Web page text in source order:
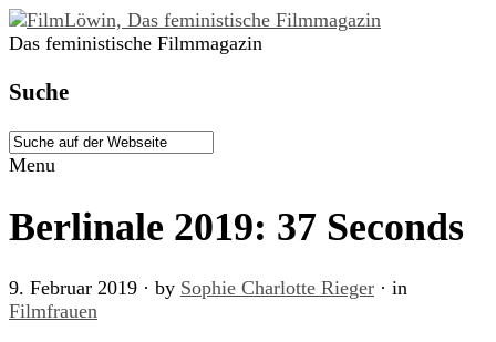
Das feministische Filmmagazin
Suche
Menu
Berlinale 2019: 37 Seconds
9. Februar 2019 · by Sophie Charlotte Rieger · in
Filmfrauen